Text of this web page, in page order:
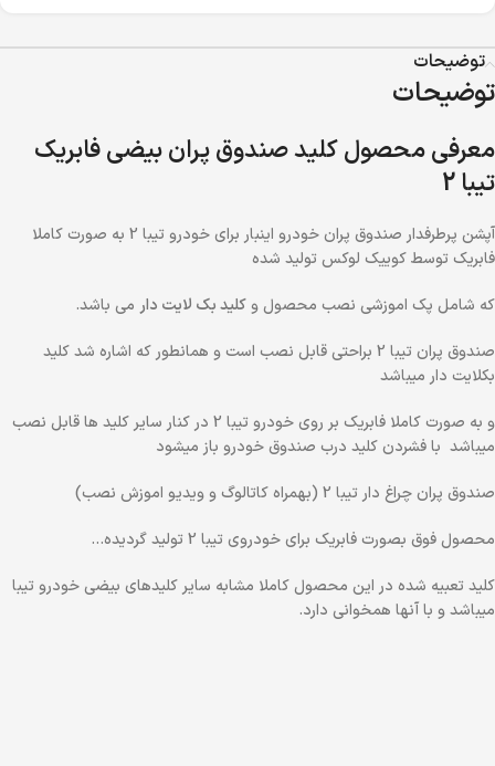
توضیحات
توضیحات
معرفی محصول کلید صندوق پران بیضی فابریک
تیبا 2
آپشن پرطرفدار صندوق پران خودرو اینبار برای خودرو تیبا 2 به صورت کاملا
فابریک توسط کوییک لوکس تولید شده
که شامل پک اموزشی نصب محصول وکلید بک لایت دار می باشد.
صندوق پران تیبا 2 براحتی قابل نصب است و همانطور که اشاره شد کلید
بکلایت دار میباشد
و به صورت کاملا فابریک بر روی خودرو تیبا 2 در کنار سایر کلید ها قابل نصب
میباشد با فشردن کلید درب صندوق خودرو باز میشود
صندوق پران چراغ دار تیبا 2 (بهمراه کاتالوگ و ویدیو اموزش نصب)
محصول فوق بصورت فابریک برای خودروی تیبا 2 تولید گردیده…
کلید تعبیه شده در این محصول کاملا مشابه سایر کلیدهای بیضی خودرو تیبا
میباشد و با آنها همخوانی دارد.